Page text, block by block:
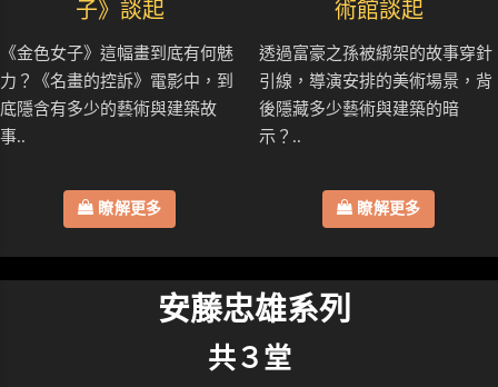
子》談起
《金色女子》這幅畫到底有何魅
力？《名畫的控訴》電影中，到
底隱含有多少的藝術與建築故
事..
瞭解更多
術館談起
透過富豪之孫被綁架的故事穿針
引線，導演安排的美術場景，背
後隱藏多少藝術與建築的暗
示？..
瞭解更多
安藤忠雄系列
共３堂